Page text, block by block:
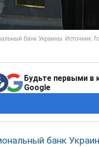
Будьте первыми в
Google
банк